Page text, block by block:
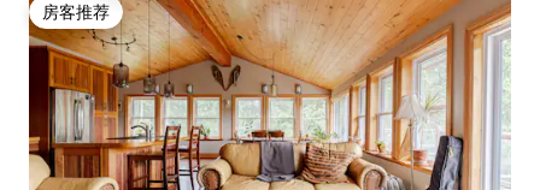
房客推荐
房客推荐